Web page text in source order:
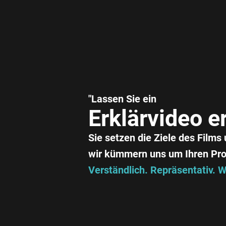
"Lassen Sie ein
Erklärvideo
Sie setzen die Ziele des Films
wir kümmern uns um Ihren
Verständlich. Repräsentativ.